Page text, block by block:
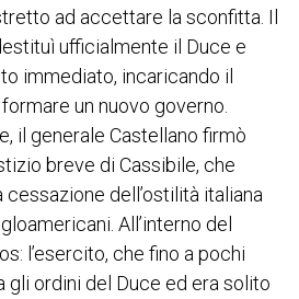
ad accettare la sconfitta. Il
ufficialmente il Duce e
immediato, incaricando il
un nuovo governo.
il generale Castellano firmò
breve di Cassibile, che
dell’ostilità italiana
All’interno del
l’esercito, che fino a pochi
gli ordini del Duce ed era solito